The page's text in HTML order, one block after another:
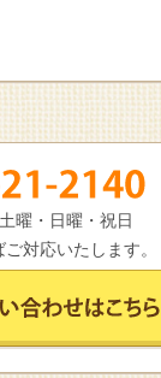
曜・日曜・祝日
対応いたします。